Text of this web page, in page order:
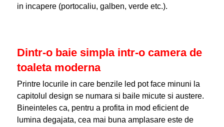
in incapere (portocaliu, galben, verde etc.).
Dintr-o baie simpla intr-o camera de
toaleta moderna
Printre locurile in care benzile led pot face minuni la
capitolul design se numara si baile micute si austere.
Bineinteles ca, pentru a profita in mod eficient de
lumina degajata, cea mai buna amplasare este de